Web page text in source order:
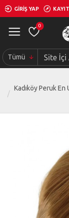
GIRIŞ YAP
0
Tümü
Kadıköy Peruk